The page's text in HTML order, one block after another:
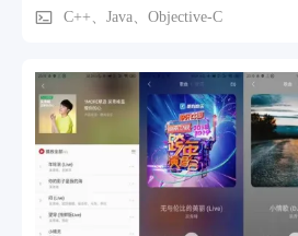
C++、Java、Objective-C